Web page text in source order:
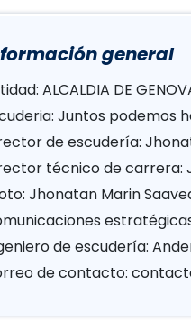
general
ALCALDIA DE
Juntos podemos
de escudería:
técnico de carrera:
Jhonatan Marin
estratégicas:
de escudería:
de contacto: